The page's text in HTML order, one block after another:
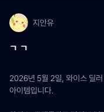
지안유
ㄱ ㄱ
2026년 5월 2일, 와이스 딜러
아이템입니다.